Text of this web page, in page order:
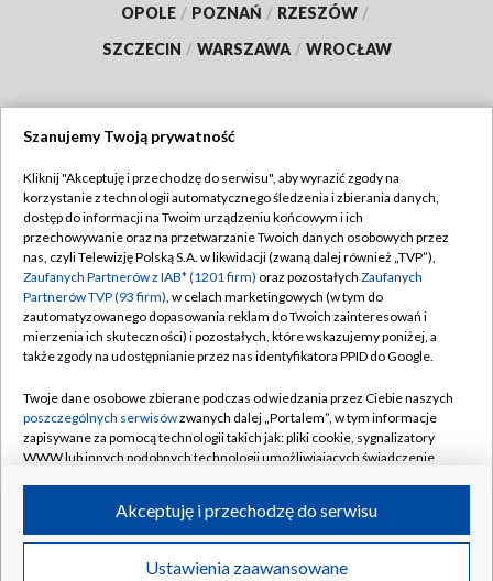
OPOLE / POZNAŃ / RZESZÓW /
SZCZECIN / WARSZAWA / WROCŁAW
TVP
Abonament TVP
Emisja w TVP
Centrum informacji TVP
Naziemna Telewizja Cyfrowa
Rada Programowa
System NOS
Informacje o nadawcy
Program dla prasy
Regulamin TVP
Polityka prywatności
Moje zgody
Pomoc
Kontakt
Kanały
©2026 Telewizja Polska S.A. w likwidacji
Szanujemy Twoją prywatność
Kliknij "Akceptuję i przechodzę do serwisu", aby wyrazić zgody na
korzystanie z technologii automatycznego śledzenia i zbierania danych,
dostęp do informacji na Twoim urządzeniu końcowym i ich
przechowywanie oraz na przetwarzanie Twoich danych osobowych przez
nas, czyli Telewizję Polską S.A. w likwidacji (zwaną dalej również „TVP”),
Zaufanych Partnerów z IAB* (1201 firm) oraz pozostałych Zaufanych
Partnerów TVP (93 firm), w celach marketingowych (w tym do
zautomatyzowanego dopasowania reklam do Twoich zainteresowań i
mierzenia ich skuteczności) i pozostałych, które wskazujemy poniżej, a
także zgody na udostępnianie przez nas identyfikatora PPID do Google.
Twoje dane osobowe zbierane podczas odwiedzania przez Ciebie naszych
poszczególnych serwisówzwanych dalej „Portalem”, w tym informacje
zapisywane za pomocą technologii takich jak: pliki cookie, sygnalizatory
WWW lub innych podobnych technologii umożliwiających świadczenie
ruchu w Internecie.
Twoje dane osobowe zbierane podczas odwiedzania przez Ciebie
Ustawienia zaawansowane
Akceptuję i przechodzę do serwisu